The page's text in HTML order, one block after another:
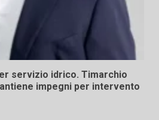
servizio idrico. Timarchio
impegni per intervento